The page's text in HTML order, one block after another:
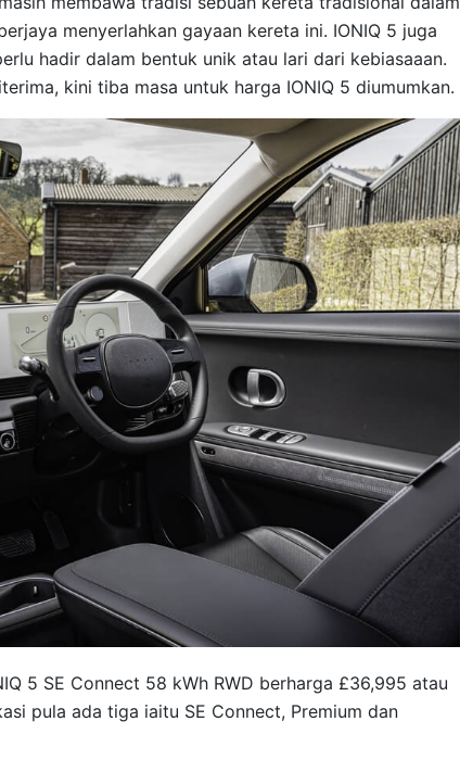
menyerlahkan gayaan kereta ini. IONIQ 5 juga
hadir dalam bentuk unik atau lari dari kebiasaaan.
kini tiba masa untuk harga IONIQ 5 diumumkan.
5 SE Connect 58 kWh RWD berharga £36,995 atau
pula ada tiga iaitu SE Connect, Premium dan